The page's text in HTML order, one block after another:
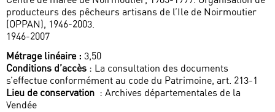
producteurs des pêcheurs artisans de l’Ile de Noirmoutier
(OPPAN), 1946-2003.
1946-2007
Métrage linéaire : 3,50
Conditions d’accès : La consultation des documents
s’effectue conformément au code du Patrimoine, art. 213-1
Lieu de conservation : Archives départementales de la
Vendée